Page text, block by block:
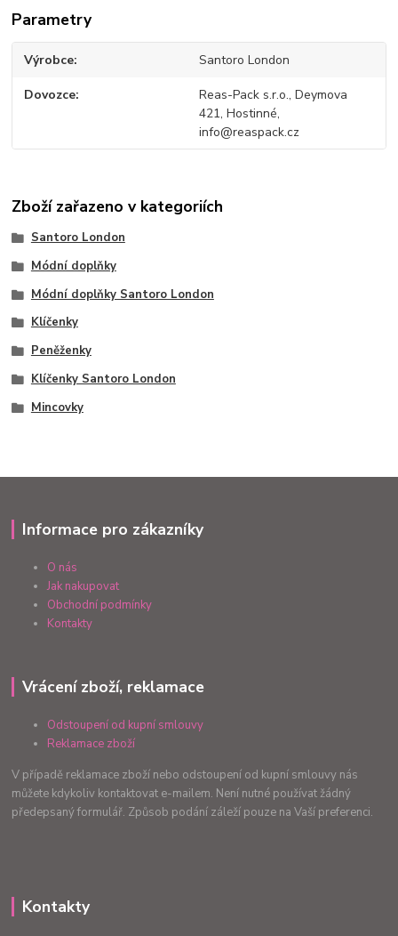
Parametry
Výrobce Santoro London
Dovozce
Reas-Pack s.r.o., Deymova
421, Hostinné,
info@reaspack.cz
Zboží zařazeno v kategoriích
Santoro London
Módní doplňky
Módní doplňky Santoro London
Klíčenky
Peněženky
Klíčenky Santoro London
Mincovky
Informace pro zákazníky
O nás
Jak nakupovat
Obchodní podmínky
Kontakty
Vrácení zboží, reklamace
Odstoupení od kupní smlouvy
Reklamace zboží
V případě reklamace zboží nebo odstoupení od kupní smlouvy nás
můžete kdykoliv kontaktovat e-mailem. Není nutné používat žádný
předepsaný formulář. Způsob podání záleží pouze na Vaší preferenci.
Kontakty